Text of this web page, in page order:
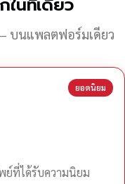
บนแพลตฟอร์มเดียว
ยอดนิยม
พย์ที่ได้รับความนิยม